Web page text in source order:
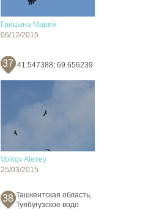
Грицына Мария
06/12/2015
37 41.547388; 69.656239
Volkov Alexey
25/03/2015
38 Ташкентская область,
Туябугузское водо